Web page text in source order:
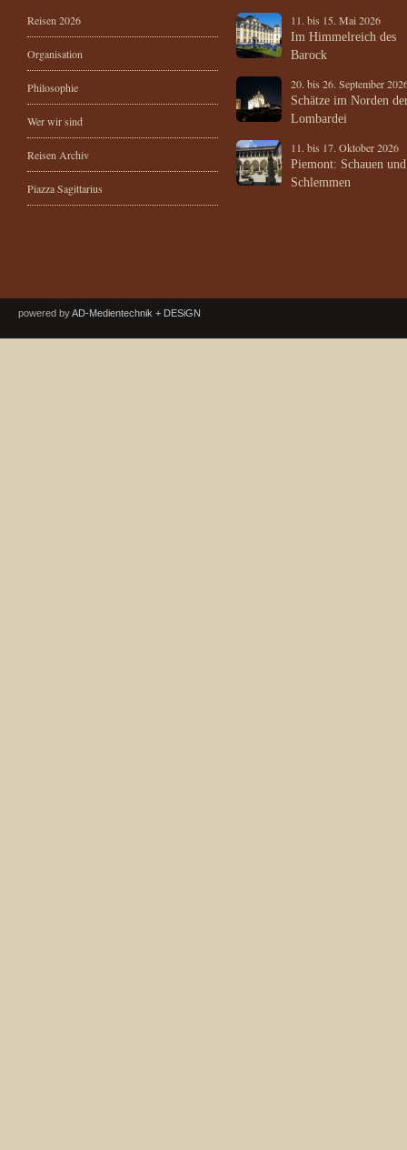
Reisen 2026
Organisation
Philosophie
Wer wir sind
Reisen Archiv
Piazza Sagittarius
11. bis 15. Mai 2026
Im Himmelreich des
Barock
20. bis 26. September
Schätze im Norden
Lombardei
11. bis 17. Oktober 2026
Piemont: Schauen und
Schlemmen
powered byAD-Medientechnik + DESiGN